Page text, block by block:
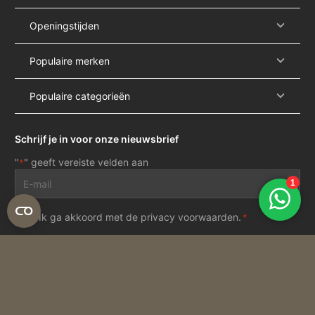
Openingstijden
Populaire merken
Populaire categorieën
Schrijf je in voor onze nieuwsbrief
"*" geeft vereiste velden aan
mailadres
*
Privacy
voorwaarden
Ik ga akkoord met de privacy voorwaarden. *